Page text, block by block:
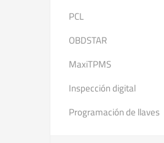
i
PCL
OBDSTAR
MaxiTPMS
Inspección digital
Programación de llaves